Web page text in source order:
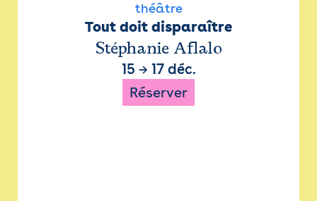
théâtre
Tout doit disparaître
Stéphanie Aflalo
15 → 17 déc.
Réserver